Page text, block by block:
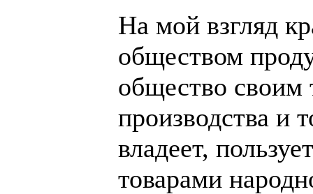
На мой взгляд
обществом
общество своим
производства и
владеет,
товарами